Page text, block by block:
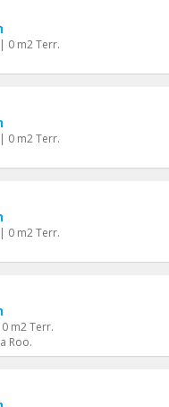
0 m2 Terr.
0 m2 Terr.
0 m2 Terr.
m2 Terr.
Roo.